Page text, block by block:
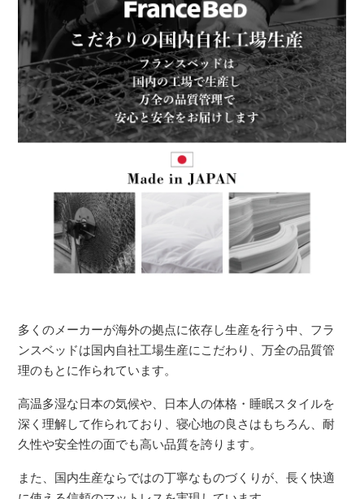
多くのメーカーが海外の拠点に依存し生産を行う中、フラ
ンスベッドは国内自社工場生産にこだわり、万全の品質管
理のもとに作られています。
高温多湿な日本の気候や、日本人の体格・睡眠スタイルを
深く理解して作られており、寝心地の良さはもちろん、耐
久性や安全性の面でも高い品質を誇ります。
また、国内生産ならではの丁寧なものづくりが、長く快適